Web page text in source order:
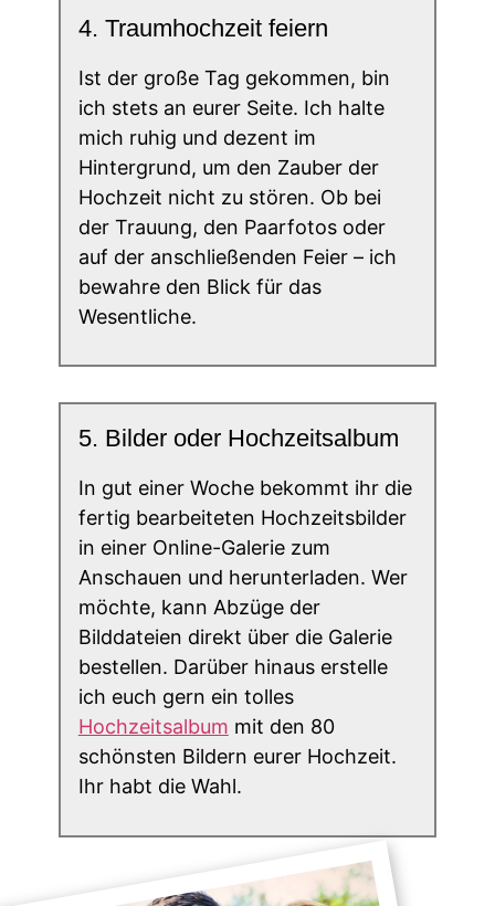
4. Traumhochzeit feiern
Ist der große Tag gekommen, bin
ich stets an eurer Seite. Ich halte
mich ruhig und dezent im
Hintergrund, um den Zauber der
Hochzeit nicht zu stören. Ob bei
der Trauung, den Paarfotos oder
auf der anschließenden Feier – ich
bewahre den Blick für das
Wesentliche.
5. Bilder oder Hochzeitsalbum
In gut einer Woche bekommt ihr die
fertig bearbeiteten Hochzeitsbilder
in einer Online-Galerie zum
Anschauen und herunterladen. Wer
möchte, kann Abzüge der
Bilddateien direkt über die Galerie
bestellen. Darüber hinaus erstelle
ich euch gern ein tolles
Hochzeitsalbum mit den 80
schönsten Bildern eurer Hochzeit.
Ihr habt die Wahl.